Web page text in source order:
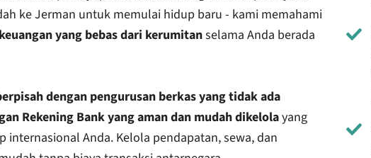
ke Jerman untuk memulai hidup baru - kami memahami
yang bebas dari kerumitanselama Anda berada
dengan pengurusan berkas yang tidak ada
Rekening Bank yang aman dan mudah dikelolayang
internasional Anda. Kelola pendapatan, sewa, dan